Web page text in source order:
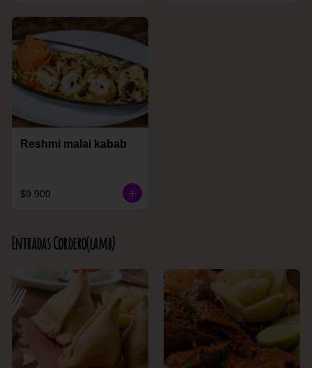
Reshmi malai kabab
$9.900
Entradas Cordero(lamb)